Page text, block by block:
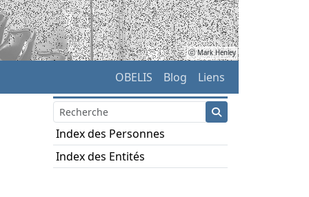
ⓒ Mark Henley
OBELIS Blog Liens
Index des Personnes
Index des Entités